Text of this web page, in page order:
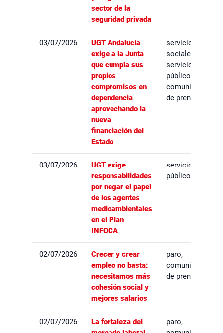
sector de la
seguridad privada
03/07/2026
UGT Andalucía
exige a la Junta
que cumpla sus
propios
compromisos en
dependencia
aprovechando la
nueva
financiación del
Estado
servicios
sociales,
servicios
públicos,
comunicados
de prensa
03/07/2026
UGT exige
responsabilidades
por negar el papel
de los agentes
medioambientales
en el Plan
INFOCA
servicios
públicos
02/07/2026
Crecer y crear
empleo no basta:
necesitamos más
cohesión social y
mejores salarios
paro,
comunicados
de prensa
02/07/2026
La fortaleza del
paro,